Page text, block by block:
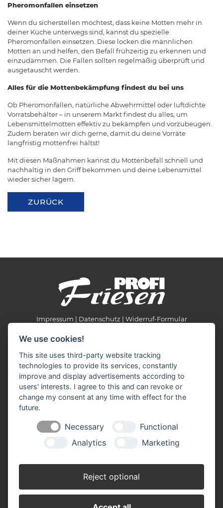
Pheromonfallen einsetzen
Wenn du sicherstellen möchtest, dass keine Motten mehr in
deiner Küche unterwegs sind, kannst du spezielle
Pheromonfallen einsetzen. Diese locken die männlichen
Motten an und helfen, den Befall frühzeitig zu erkennen und
einzudämmen. Die Fallen sollten regelmäßig überprüft und
ausgetauscht werden.
Alles für die Mottenbekämpfung findest du bei uns
Ob Pheromonfallen, natürliche Abwehrmittel oder luftdichte
Vorratsbehälter – in unserem Markt findest du alles, um
Lebensmittelmotten effektiv zu bekämpfen und vorzubeugen.
Zudem beraten wir dich gerne, damit du deine Vorräte
langfristig mottenfrei hältst!
Mit diesen Maßnahmen kannst du Mottenbefall schnell und
nachhaltig in den Griff bekommen und deine Lebensmittel
wieder sicher lagern.
ZURÜCK
Impressum Datenschutz Widerruf-Formular
Cookie-Einstellungen ändern
Profi Friesen
Meppener Str. 135
49808 Lingen
Telefon: 05 91 96 35 50
Öffnungszeiten:
Montag - Freitag: 09.00 - 18.00 Uhr
Samstag: 09.00 - 16.00 Uhr
We use cookies!
This site uses third-party website tracking
technologies to provide its services, constantly
improve and display advertisements according to
users' interests. I agree to this and can revoke or
change my consent at any time with effect for the
future.
Necessary
Functional
Analytics
Marketing
Reject optional